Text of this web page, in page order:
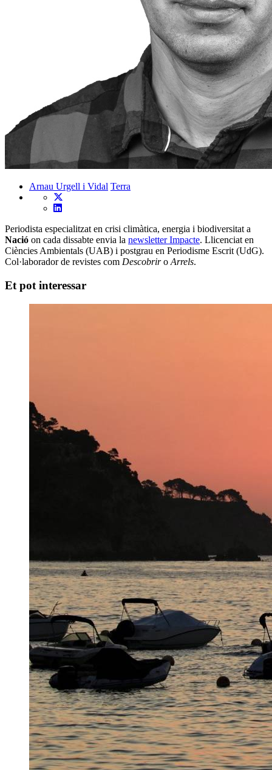
Arnau Urgell i Vidal Terra
Periodista especialitzat en crisi climàtica, energia i biodiversitat a
Nació on cada dissabte envia la newsletter Impacte. Llicenciat en
Ciències Ambientals (UAB) i postgrau en Periodisme Escrit (UdG).
Col·laborador de revistes com DescobriroArrels.
Et pot interessar